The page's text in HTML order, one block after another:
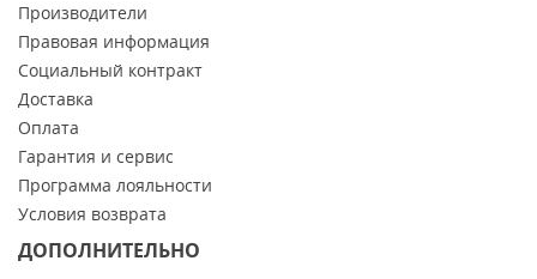
Производители
Правовая информация
Социальный контракт
Доставка
Оплата
Гарантия и сервис
Программа лояльности
Условия возврата
ДОПОЛНИТЕЛЬНО